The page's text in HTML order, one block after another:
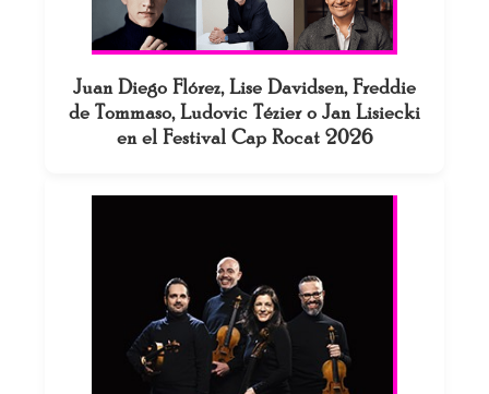
Juan Diego Flórez, Lise Davidsen, Freddie
de Tommaso, Ludovic Tézier o Jan Lisiecki
en el Festival Cap Rocat 2026